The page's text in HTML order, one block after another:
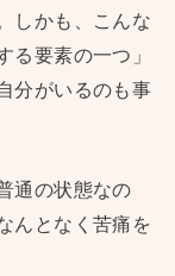
しかも、こんな
る要素の一つ」
分がいるのも事
通の状態なの
んとなく苦痛を